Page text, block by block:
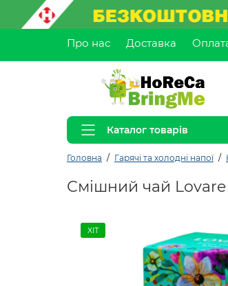
Про нас Доставка
Каталог товарів
Головна Гарячі та холодні напої
Смішний чай Lovare
ХІТ